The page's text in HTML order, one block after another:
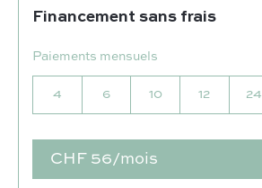
Financement sans frais
Paiements mensuels
4 6 10 12 24
CHF 56/mois